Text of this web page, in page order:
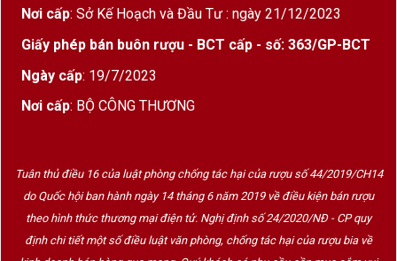
Chateau Troplong Mondot tọa lạc trên đỉnh đồi
tầm nhìn bao quát toàn vùng. Với lịch sử hơn 300
năm, điền trang này được xem là “ngọn hải đăng”
của Saint-Émilion bởi cách tiếp cận hiện đại
Dưới sự quản lý của gia đình Scorbiac
và hiện tại
là tập đoàn SCOR, Troplong Mondot đã không
ngừng đổi mới về kỹ thuật canh tác hữu cơ, thu
hoạch thủ công, phân vùng tỉ mỉ và triết lý làm
Nơi cấp: Sở Kế Hoạch và Đầu Tư : ngày 21/12/2023
Giấy phép bán buôn rượu - BCT cấp - số: 363/GP-BCT
Ngày cấp: 19/7/2023
Nơi cấp: BỘ CÔNG THƯƠNG
Tuân thủ điều 16 của luật phòng chống tác hại của rượu số 44/2019/CH14
do Quốc hội ban hành ngày 14 tháng 6 năm 2019 về điều kiện bán rượu
theo hình thức thương mại điện tử. Nghị định số 24/2020/NĐ - CP quy
định chi tiết một số điều luật văn phòng, chống tác hại của rượu bia về